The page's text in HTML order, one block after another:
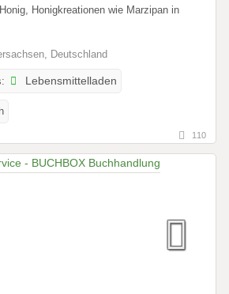
Honigkreationen wie Marzipan in
Deutschland
Lebensmittelladen
110